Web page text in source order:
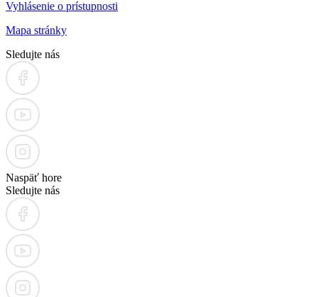
Vyhlásenie o prístupnosti
Mapa stránky
Sledujte nás
Naspäť hore
Sledujte nás